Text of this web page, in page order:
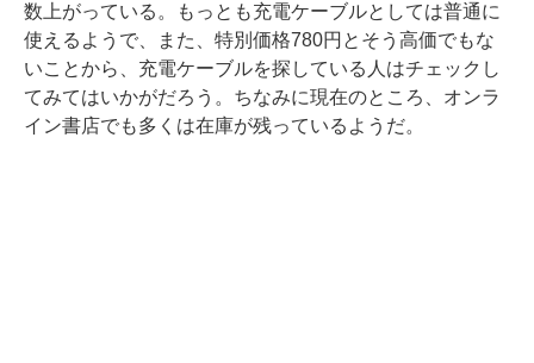
数上がっている。もっとも充電ケーブルとしては普通に
使えるようで、また、特別価格780円とそう高価でもな
いことから、充電ケーブルを探している人はチェックし
てみてはいかがだろう。ちなみに現在のところ、オンラ
イン書店でも多くは在庫が残っているようだ。